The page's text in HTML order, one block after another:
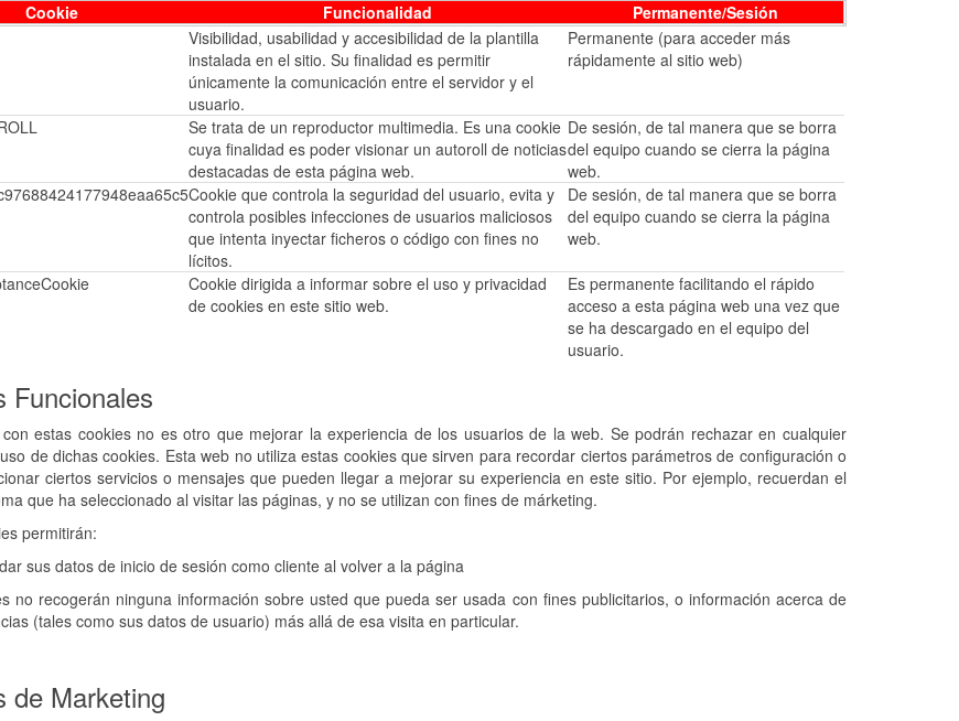
Cookie
Funcionalidad
Permanente/Sesión
Visibilidad, usabilidad y accesibilidad de la plantilla
instalada en el sitio. Su finalidad es permitir
únicamente la comunicación entre el servidor y el
usuario.
Permanente (para acceder más
rápidamente al sitio web)
Se trata de un reproductor multimedia. Es una cookie
cuya finalidad es poder visionar un autoroll de noticias
destacadas de esta página web.
De sesión, de tal manera que se borra
del equipo cuando se cierra la página
web.
Cookie que controla la seguridad del usuario, evita y
controla posibles infecciones de usuarios maliciosos
que intenta inyectar ficheros o código con fines no
lícitos.
De sesión, de tal manera que se borra
del equipo cuando se cierra la página
web.
Cookie dirigida a informar sobre el uso y privacidad
de cookies en este sitio web.
Es permanente facilitando el rápido
acceso a esta página web una vez que
se ha descargado en el equipo del
usuario.
Funcionales
estas cookies no es otro que mejorar la experiencia de los usuarios de la web. Se podrán rechazar en cualquier
de dichas cookies. Esta web no utiliza estas cookies que sirven para recordar ciertos parámetros de configuración o
ciertos servicios o mensajes que pueden llegar a mejorar su experiencia en este sitio. Por ejemplo, recuerdan el
que ha seleccionado al visitar las páginas, y no se utilizan con fines de márketing.
permitirán:
sus datos de inicio de sesión como cliente al volver a la página
no recogerán ninguna información sobre usted que pueda ser usada con fines publicitarios, o información acerca de
(tales como sus datos de usuario) más allá de esa visita en particular.
de Marketing